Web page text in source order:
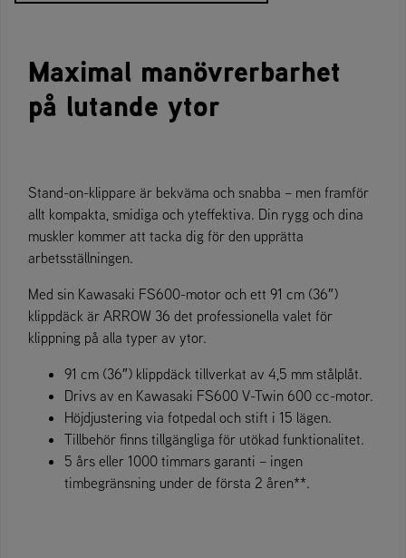
Maximal manövrerbarhet
på lutande ytor
Stand-on-klippare är bekväma och snabba – men framför
allt kompakta, smidiga och yteffektiva. Din rygg och dina
muskler kommer att tacka dig för den upprätta
arbetsställningen.
Med sin Kawasaki FS600-motor och ett 91 cm (36″)
klippdäck är ARROW 36 det professionella valet för
klippning på alla typer av ytor.
91 cm (36″) klippdäck tillverkat av 4,5 mm stålplåt.
Drivs av en Kawasaki FS600 V-Twin 600 cc-motor.
Höjdjustering via fotpedal och stift i 15 lägen.
Tillbehör finns tillgängliga för utökad funktionalitet.
5 års eller 1000 timmars garanti – ingen
timbegränsning under de första 2 åren**.